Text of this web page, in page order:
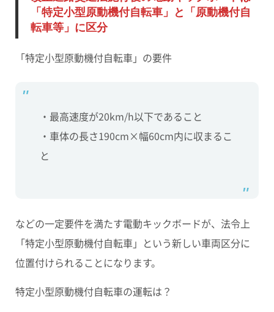
「特定小型原動機付自転車」と「原動機付自
転車等」に区分
「特定小型原動機付自転車」の要件
・最高速度が20km/h以下であること
・車体の長さ190cm×幅60cm内に収まるこ
と
などの一定要件を満たす電動キックボードが、法令上
「特定小型原動機付自転車」 という新しい車両区分に
位置付けられることになります。
特定小型原動機付自転車の運転は？